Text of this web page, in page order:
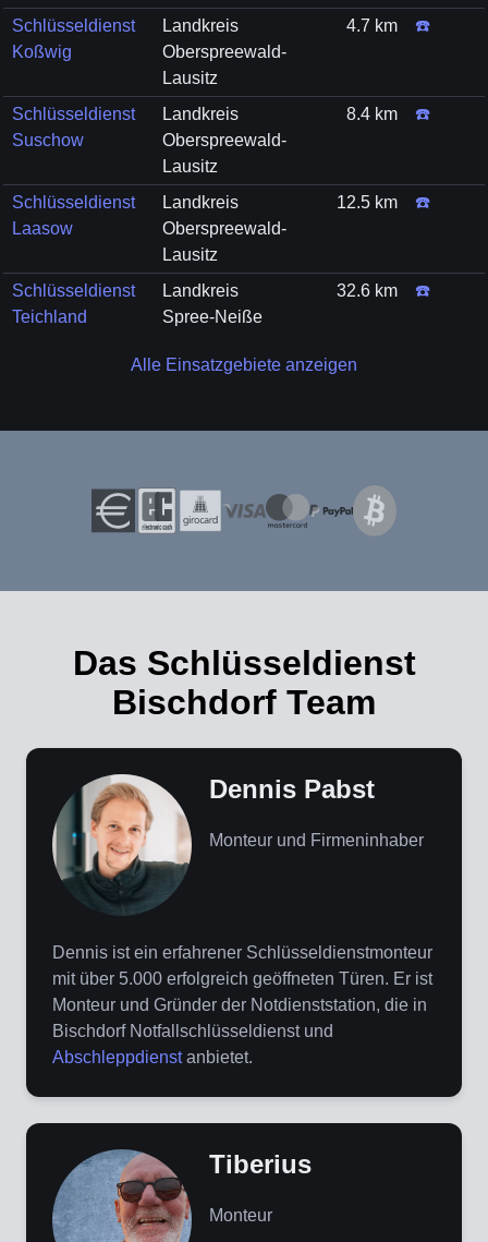
Schlüsseldienst
Koßwig
Landkreis
Oberspreewald-
Lausitz
4.7 km ☎️
Schlüsseldienst
Suschow
Landkreis
Oberspreewald-
Lausitz
8.4 km ☎️
Schlüsseldienst
Laasow
Landkreis
Oberspreewald-
Lausitz
12.5 km ☎️
Schlüsseldienst
Teichland
Landkreis
Spree-Neiße
32.6 km ☎️
Alle Einsatzgebiete anzeigen
Das Schlüsseldienst
Bischdorf Team
Dennis Pabst
Monteur und Firmeninhaber
Dennis ist ein erfahrener Schlüsseldienstmonteur
mit über 5.000 erfolgreich geöffneten Türen. Er ist
Monteur und Gründer der Notdienststation, die in
Bischdorf Notfallschlüsseldienst und
Abschleppdienstanbietet.
Tiberius
Monteur